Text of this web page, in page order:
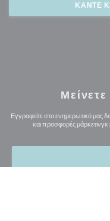
ΚΆΝΤΕ
Εγγραφείτε στο ενημερωτικό μας
και προσφορές